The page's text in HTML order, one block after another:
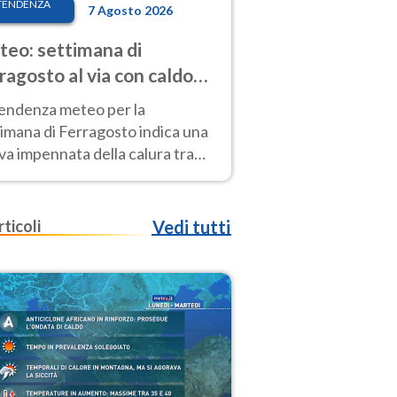
7 Agosto 2026
settimana di
al via con caldo
e qualche temporale
meteo per la
di Ferragosto indica una
impennata della calura tra
14 agosto, con nuovi rialzi
Vedi tutti